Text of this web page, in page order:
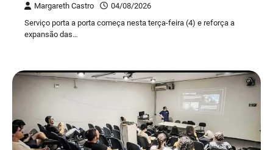
Margareth Castro
04/08/2026
Serviço porta a porta começa nesta terça-feira (4) e reforça a
expansão das…